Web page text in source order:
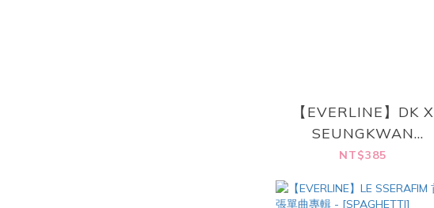
【EVERLINE】DK X
SEUNGKWAN
(SEVENTEEN) - 首張
(Weverse Albums
NT$385